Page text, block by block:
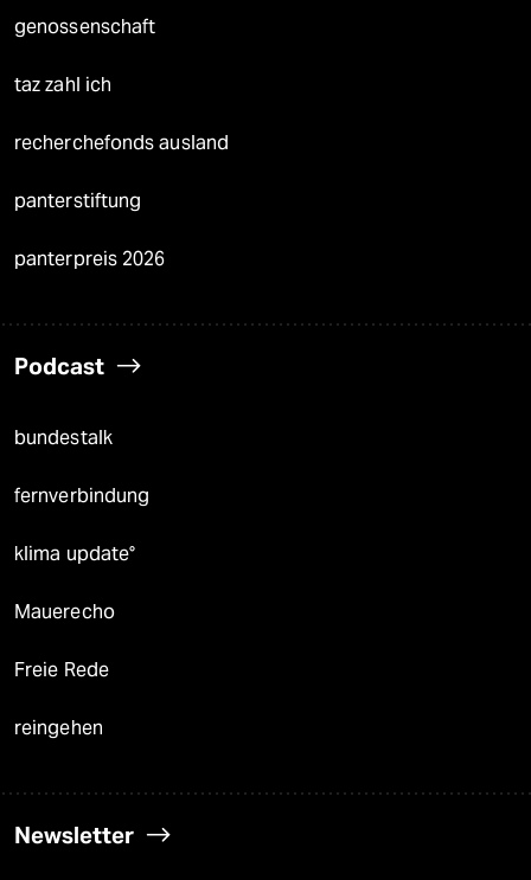
genossenschaft
taz zahl ich
recherchefonds ausland
panterstiftung
panterpreis 2026
Podcast
bundestalk
fernverbindung
klima update°
Mauerecho
Freie Rede
reingehen
Newsletter